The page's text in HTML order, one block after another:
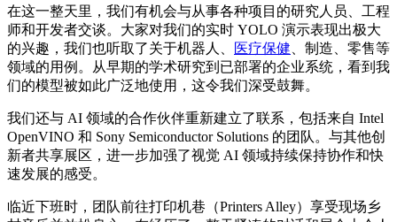
在这一整天里，我们有机会与从事各种项目的研究人员、工程
师和开发者交谈。大家对我们的实时 YOLO 演示表现出极大
的兴趣，我们也听取了关于机器人、
医疗保健 、制造、零售等
领域的用例。从早期的学术研究到已部署的企业系统，看到我
们的模型被如此广泛地使用，这令我们深受鼓舞。
我们还与 AI 领域的合作伙伴重新建立了联系，包括来自 Intel
OpenVINO 和 Sony Semiconductor Solutions 的团队。与其他创
新者共享展区，进一步加强了视觉 AI 领域持续保持协作和快
速发展的感受。
临近下班时，团队前往打印机巷（Printers Alley）享受现场乡